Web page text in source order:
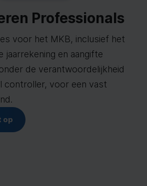
Professionals
voor het MKB, inclusief het
jaarrekening en aangifte
de verantwoordelijkheid
controller, voor een vast
op